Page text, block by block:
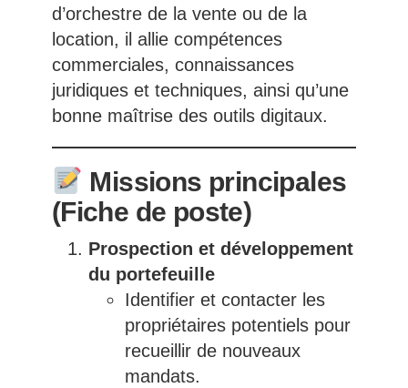
d’orchestre de la vente ou de la
location, il allie compétences
commerciales, connaissances
juridiques et techniques, ainsi qu’une
bonne maîtrise des outils digitaux.
Missions principales
(Fiche de poste)
Prospection et développement
du portefeuille
Identifier et contacter les
propriétaires potentiels pour
recueillir de nouveaux
mandats.